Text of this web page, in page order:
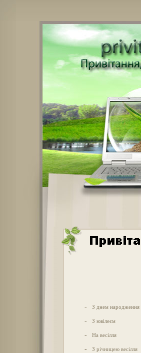
- З днем народження
- З ювілеєм
- На весілля
- З річницею весілля